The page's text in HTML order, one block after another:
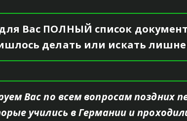
Вас ПОЛНЫЙ список
делать или искать
Вас по всем вопросам поздних
учились в Германии и